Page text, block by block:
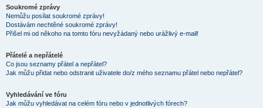
Soukromé zprávy
Nemůžu posílat soukromé zprávy!
Dostávám nechtěné soukromé zprávy!
Přišel mi od někoho na tomto fóru nevyžádaný nebo urážlivý e-mail!
Přátelé a nepřátelé
Co jsou seznamy přátel a nepřátel?
Jak můžu přidat nebo odstranit uživatele do/z mého seznamu přátel nebo nepřátel?
Vyhledávání ve fóru
Jak můžu vyhledávat na celém fóru nebo v jednotlivých fórech?